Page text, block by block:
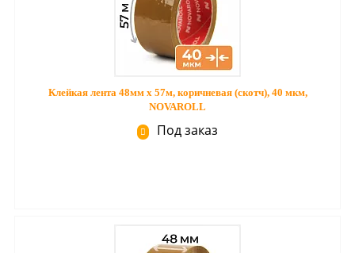
Клейкая лента 48мм х 57м, коричневая (скотч), 40 мкм,
NOVAROLL
Под заказ